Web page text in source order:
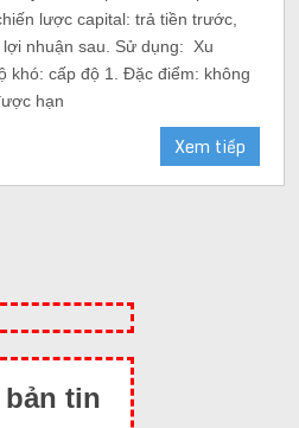
lược capital: trả tiền trước,
nhuận sau. Sử dụng: Xu
khó: cấp độ 1. Đặc điểm: không
hạn
Xem tiếp
tin